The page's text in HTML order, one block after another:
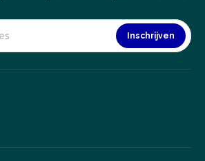
Inschrijven